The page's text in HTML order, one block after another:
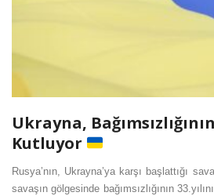
Ukrayna, Bağımsızlığının
Kutluyor
Rusya’nın, Ukrayna’ya karşı başlattığı
savaşın gölgesinde bağımsızlığının